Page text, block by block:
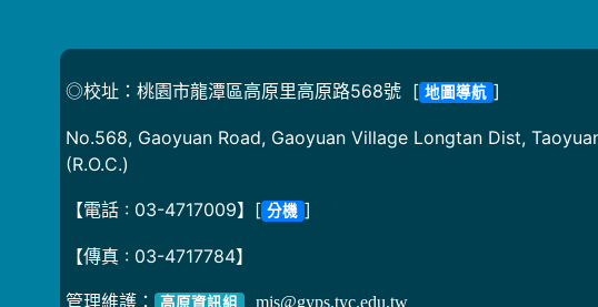
◎校址：桃園市龍潭區高原里高原路568號 [ 地圖導航 ]
No.568, Gaoyuan Road, Gaoyuan Village Longtan Dist,
(R.O.C.)
【電話 : 03-4717009】[ 分機 ]
【傳真 : 03-4717784】
管理維護： 高原資訊組 mis@gyps.tyc.edu.tw